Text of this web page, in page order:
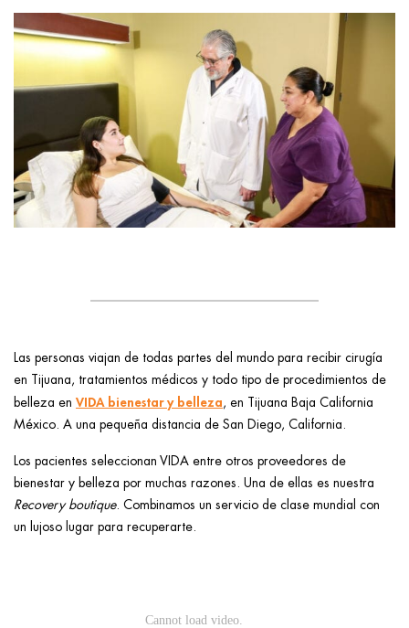
menu
menu
Las personas viajan de todas partes del mundo para recibir cirugía
en Tijuana, tratamientos médicos y todo tipo de procedimientos de
belleza en VIDA bienestar y belleza, en Tijuana Baja California
México. A una pequeña distancia de San Diego, California.
Los pacientes seleccionan VIDA entre otros proveedores de
bienestar y belleza por muchas razones. Una de ellas es nuestra
Recovery boutique. Combinamos un servicio de clase mundial con
un lujoso lugar para recuperarte.